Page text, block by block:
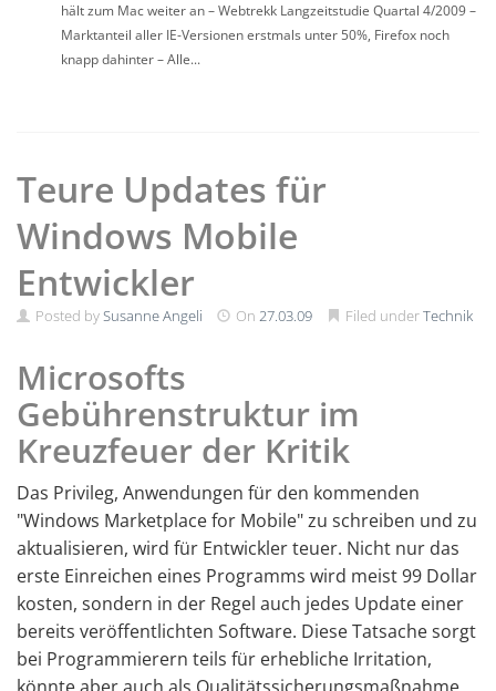
hält zum Mac weiter an – Webtrekk Langzeitstudie Quartal 4/2009 –
Marktanteil aller IE-Versionen erstmals unter 50%, Firefox noch
knapp dahinter – Alle...
Teure Updates für
Windows Mobile
Entwickler
Posted bySusanne Angeli On 27.03.09 Filed underTechnik
Microsofts
Gebührenstruktur im
Kreuzfeuer der Kritik
Das Privileg, Anwendungen für den kommenden
"Windows Marketplace for Mobile" zu schreiben und zu
aktualisieren, wird für Entwickler teuer. Nicht nur das
erste Einreichen eines Programms wird meist 99 Dollar
kosten, sondern in der Regel auch jedes Update einer
bereits veröffentlichten Software. Diese Tatsache sorgt
bei Programmierern teils für erhebliche Irritation,